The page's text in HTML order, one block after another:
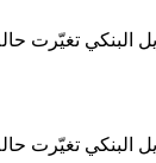
البنكي تغيّرت
البنكي تغيّرت